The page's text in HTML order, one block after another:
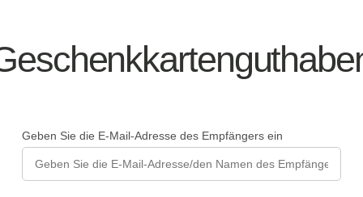
Geben Sie die E-Mail-Adresse des Empfängers ein